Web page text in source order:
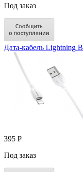
Под заказ
Дата-кабель Lightning
395 Р
Под заказ